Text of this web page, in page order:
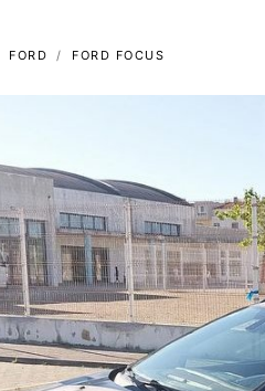
FORD FORD FOCUS